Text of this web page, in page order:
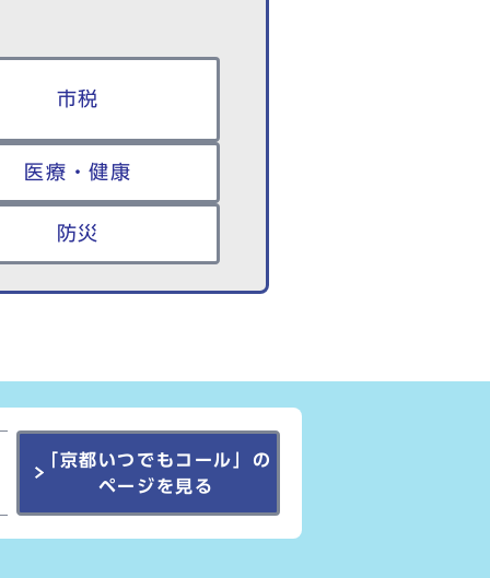
市税
医療・健康
防災
「京都いつでもコール」の
ページを見る